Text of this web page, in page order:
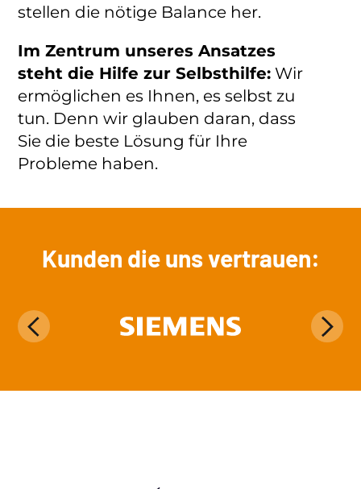
stellen die nötige Balance her.
Im Zentrum unseres Ansatzes
steht die Hilfe zur Selbsthilfe: Wir
ermöglichen es Ihnen, es selbst zu
tun. Denn wir glauben daran, dass
Sie die beste Lösung für Ihre
Probleme haben.
Kunden die uns vertrauen: